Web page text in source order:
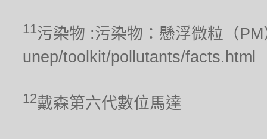
11污染物 :污染物：懸浮微粒（
unep/toolkit/pollutants/facts.html
12戴森第六代數位馬達